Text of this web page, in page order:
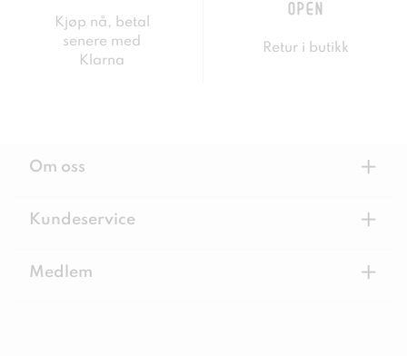
Kjøp nå, betal
senere med
Klarna
Retur i butikk
Om oss +
Kundeservice +
Medlem +